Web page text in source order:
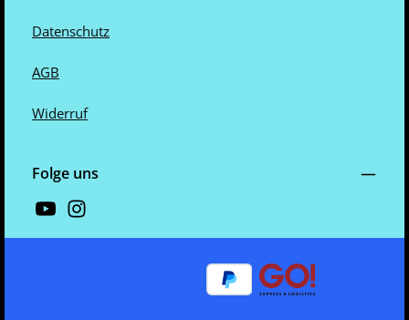
Datenschutz
AGB
Widerruf
Folge uns